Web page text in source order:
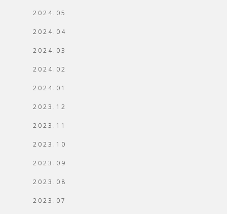
2024.05
2024.04
2024.03
2024.02
2024.01
2023.12
2023.11
2023.10
2023.09
2023.08
2023.07